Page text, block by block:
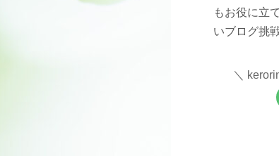
もお役に立
いブログ挑